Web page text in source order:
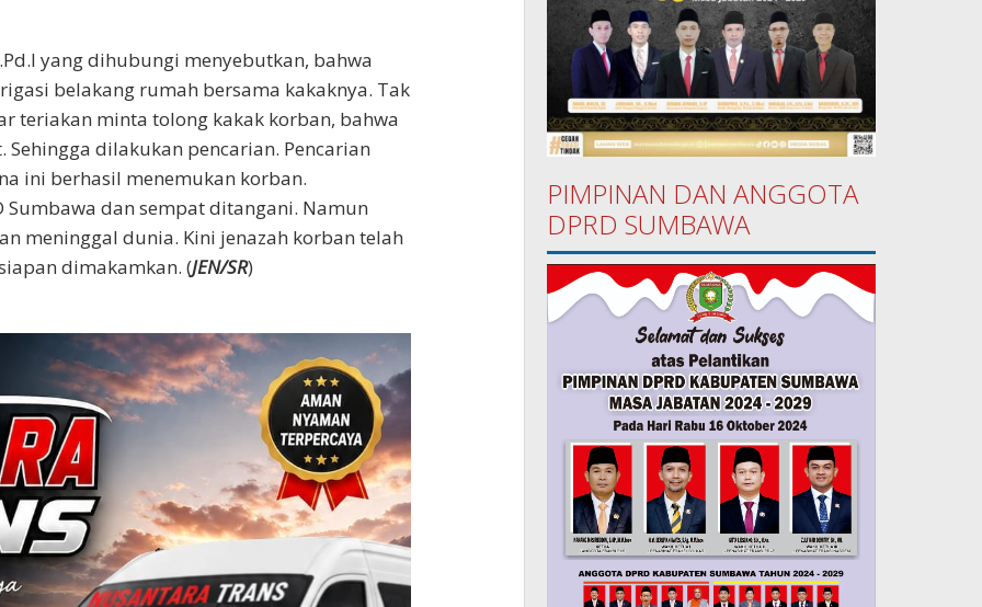
yang dihubungi menyebutkan, bahwa
belakang rumah bersama kakaknya. Tak
teriakan minta tolong kakak korban, bahwa
dilakukan pencarian. Pencarian
ini berhasil menemukan korban.
Sumbawa dan sempat ditangani. Namun
meninggal dunia. Kini jenazah korban telah
dimakamkan. (JEN/SR)
PIMPINAN DAN ANGGOTA
DPRD SUMBAWA